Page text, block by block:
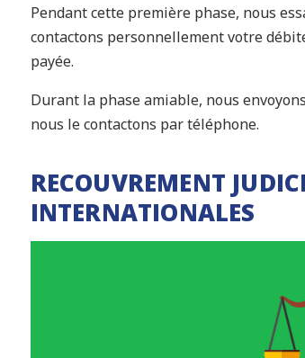
Pendant cette première phase, nous
contactons personnellement votre
payée.
Durant la phase amiable, nous
nous le contactons par téléphone.
RECOUVREMENT
INTERNATIONALES